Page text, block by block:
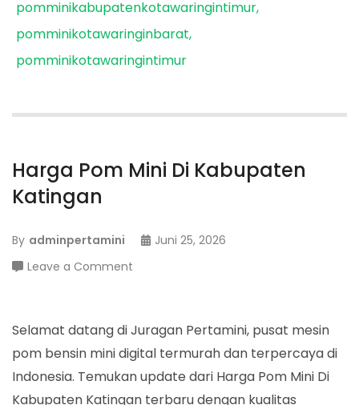
pomminikabupatenkotawaringintimur
pomminikotawaringinbarat
pomminikotawaringintimur
Harga Pom Mini Di Kabupaten
Katingan
By adminpertamini
Juni 25, 2026
Leave a Comment
Mini
Di
Kabupaten
Selamat datang di Juragan Pertamini, pusat mesin
pom bensin mini digital termurah dan terpercaya di
Indonesia. Temukan update dari Harga Pom Mini Di
Kabupaten Katingan terbaru dengan kualitas